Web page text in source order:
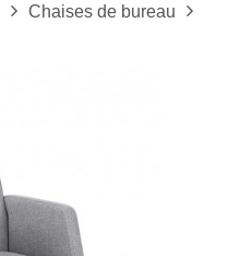
Chaises de bureau